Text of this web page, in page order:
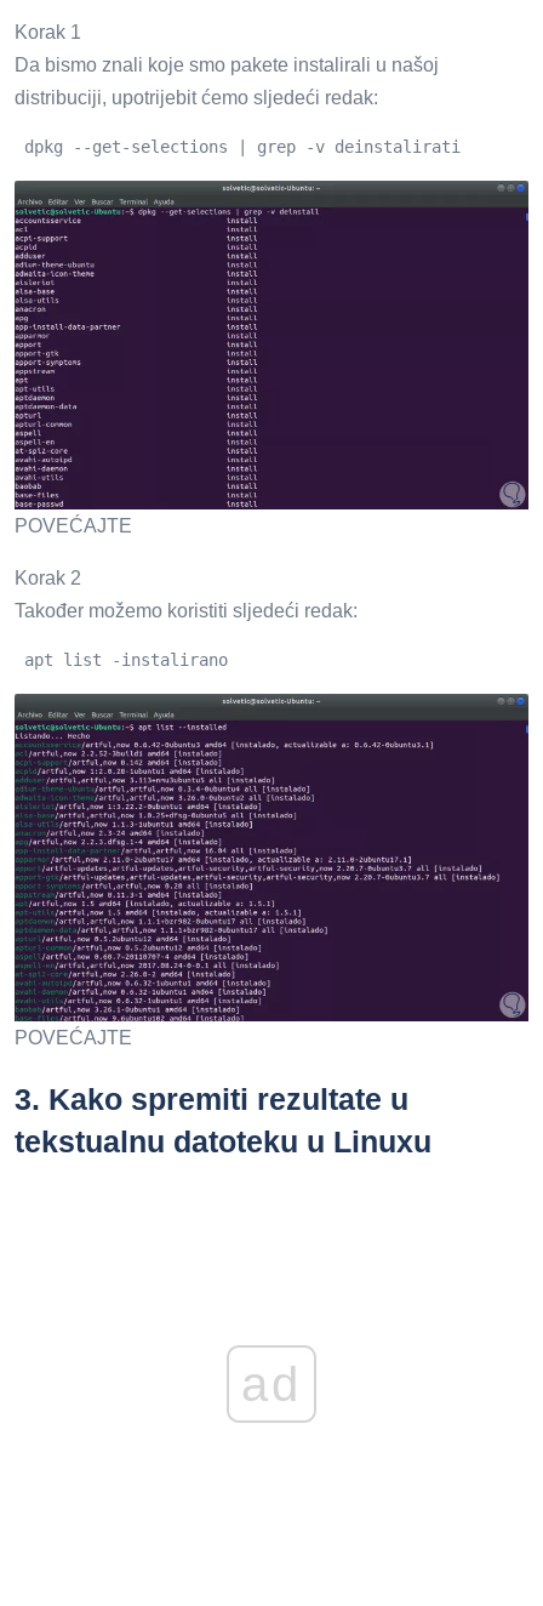
Korak 1
Da bismo znali koje smo pakete instalirali u našoj
distribuciji, upotrijebit ćemo sljedeći redak:
dpkg --get-selections | grep -v deinstalirati
POVEĆAJTE
Korak 2
Također možemo koristiti sljedeći redak:
apt list -instalirano
POVEĆAJTE
3. Kako spremiti rezultate u
tekstualnu datoteku u Linuxu
ad